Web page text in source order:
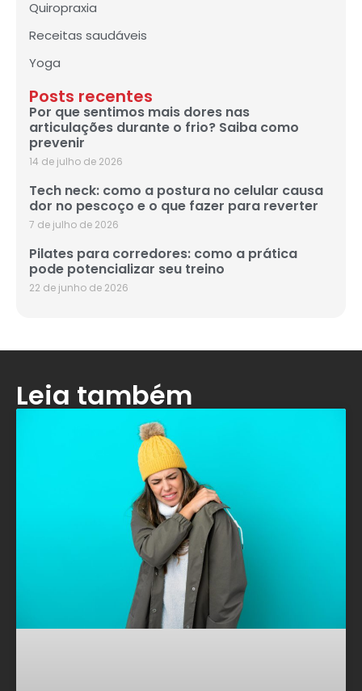
Quiropraxia
Receitas saudáveis
Yoga
Posts recentes
Por que sentimos mais dores nas
articulações durante o frio? Saiba como
prevenir
14 de julho de 2026
Tech neck: como a postura no celular causa
dor no pescoço e o que fazer para reverter
7 de julho de 2026
Pilates para corredores: como a prática
pode potencializar seu treino
22 de junho de 2026
Leia também